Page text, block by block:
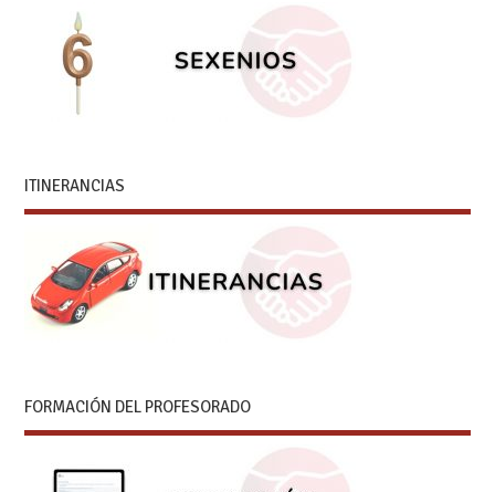
ITINERANCIAS
FORMACIÓN DEL PROFESORADO